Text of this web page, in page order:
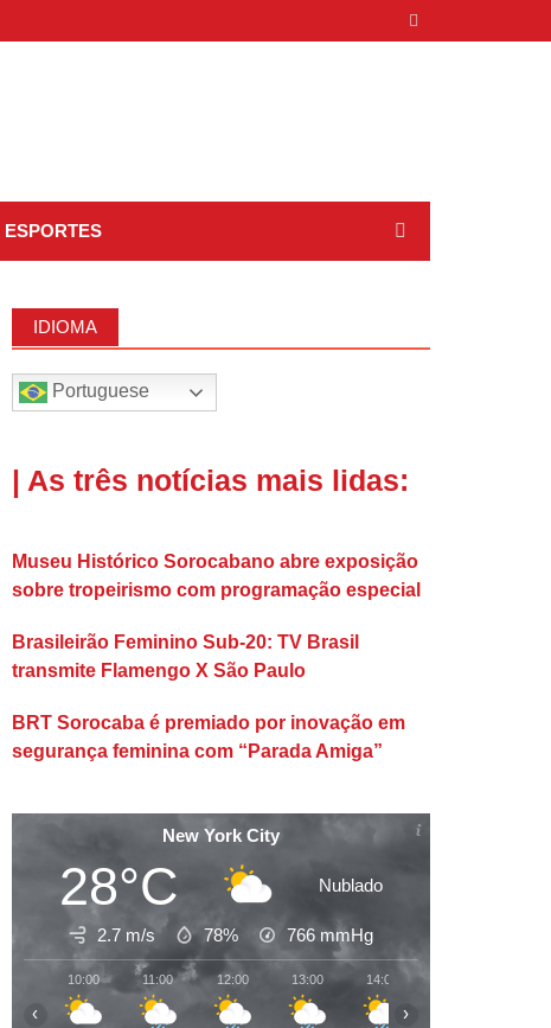
ESPORTES
IDIOMA
Portuguese
| As três notícias mais lidas:
Museu Histórico Sorocabano abre exposição
sobre tropeirismo com programação especial
Brasileirão Feminino Sub-20: TV Brasil
transmite Flamengo X São Paulo
BRT Sorocaba é premiado por inovação em
segurança feminina com “Parada Amiga”
New York City
28°C Nublado
2.7 m/s 78% 766 mmHg
10:00 11:00 12:00 13:00 14:00
‹ ›